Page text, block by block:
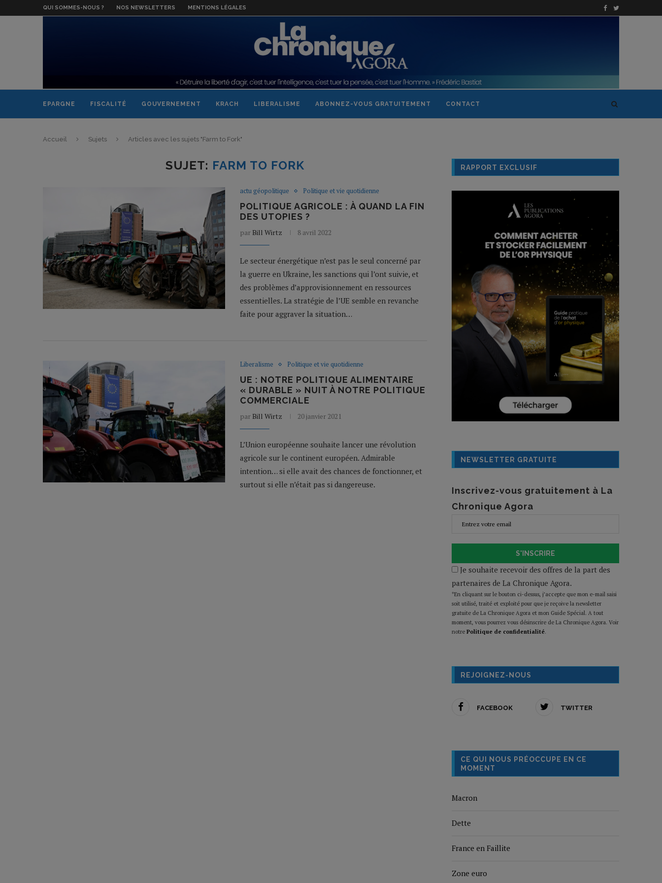
QUI SOMMES-NOUS ? NOS NEWSLETTERS MENTIONS LÉGALES
EPARGNE FISCALITÉ GOUVERNEMENT KRACH LIBERALISME ABONNEZ-VOUS GRATUITEMENT CONTACT
Accueil Sujets Articles avec les sujets "Farm to Fork"
SUJET: FARM TO FORK
actu géopolitique Politique et vie quotidienne
POLITIQUE AGRICOLE : À QUAND LA FIN
DES UTOPIES ?
par Bill Wirtz 8 avril 2022
Le secteur énergétique n’est pas le seul concerné par
la guerre en Ukraine, les sanctions qui l’ont suivie, et
des problèmes d’approvisionnement en ressources
essentielles. La stratégie de l’UE semble en revanche
faite pour aggraver la situation…
Liberalisme Politique et vie quotidienne
UE : NOTRE POLITIQUE ALIMENTAIRE
« DURABLE » NUIT À NOTRE POLITIQUE
COMMERCIALE
par Bill Wirtz 20 janvier 2021
L’Union européenne souhaite lancer une révolution
agricole sur le continent européen. Admirable
intention… si elle avait des chances de fonctionner, et
surtout si elle n’était pas si dangereuse.
RAPPORT EXCLUSIF
NEWSLETTER GRATUITE
Inscrivez-vous gratuitement à La
Chronique Agora
S'INSCRIRE
Je souhaite recevoir des offres de la part des
partenaires de La Chronique Agora.
*En cliquant sur le bouton ci-dessus, j’accepte que mon e-mail saisi
soit utilisé, traité et exploité pour que je reçoive la newsletter
gratuite de La Chronique Agora et mon Guide Spécial. A tout
moment, vous pourrez vous désinscrire de La Chronique Agora. Voir
notre Politique de confidentialité.
REJOIGNEZ-NOUS
FACEBOOK TWITTER
CE QUI NOUS PRÉOCCUPE EN CE
MOMENT
Macron
Dette
France en Faillite
Zone euro